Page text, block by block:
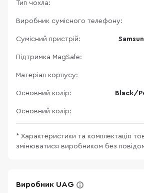
Тип чохла:
Виробник сумісного телефону:
Сумісний пристрій:
Підтримка MagSafe:
Матеріал корпусу:
Основний колір: Black/
Основний колір:
* Характеристики та комплектація
змінюватися виробником без
Виробник UAG